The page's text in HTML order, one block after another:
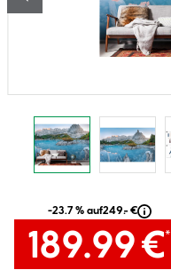
-23.7 % auf249.- €
189.99 €*